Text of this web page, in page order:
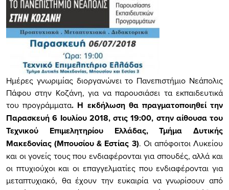
Ημέρες γνωριμίας διοργανώνει το Πανεπιστήμιο Νεάπολις
Πάφου στην Κοζάνη, για να παρουσιάσει τα εκπαιδευτικά
του προγράμματα. Η εκδήλωση θα πραγματοποιηθεί την
Παρασκευή 6 Ιουλίου 2018, στις 19:00, στην αίθουσα του
Τεχνικού Επιμελητηρίου Ελλάδας, Τμήμα Δυτικής
Μακεδονίας (Μπουσίου & Εστίας 3). Οι απόφοιτοι Λυκείου
και οι γονείς τους που ενδιαφέρονται για σπουδές, αλλά και
οι πτυχιούχοι και οι επαγγελματίες που ενδιαφέρονται για
μεταπτυχιακό, θα έχουν την ευκαιρία να γνωρίσουν από